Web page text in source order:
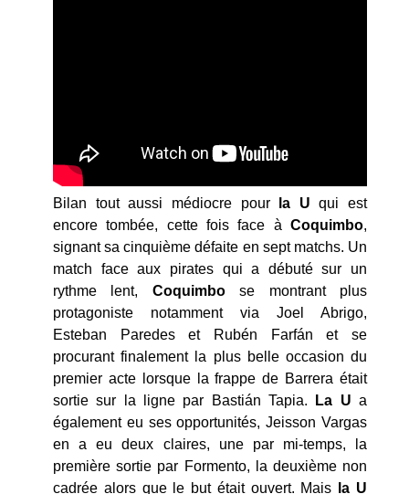
Bilan tout aussi médiocre pour la U qui est
encore tombée, cette fois face à Coquimbo,
signant sa cinquième défaite en sept matchs. Un
match face aux pirates qui a débuté sur un
rythme lent, Coquimbose montrant plus
protagoniste notamment via Joel Abrigo,
Esteban Paredes et Rubén Farfán et se
procurant finalement la plus belle occasion du
premier acte lorsque la frappe de Barrera était
sortie sur la ligne par Bastián Tapia.
La U a
également eu ses opportunités, Jeisson Vargas
en a eu deux claires, une par mi-temps, la
première sortie par Formento, la deuxième non
cadrée alors que le but était ouvert. Mais
la U